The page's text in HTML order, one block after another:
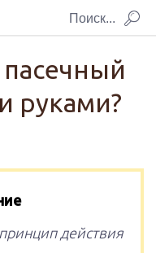
пасечный
руками?
действия